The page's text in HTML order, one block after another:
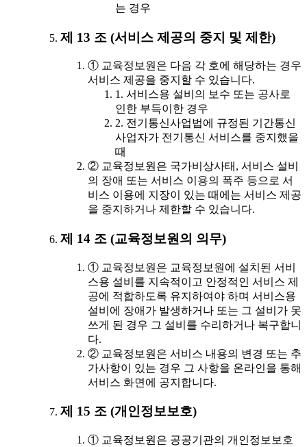
는 경우
제 13 조 (서비스 제공의 중지 및 제한)
① 교육정보원은 다음 각 호에 해당하는 경우
서비스 제공을 중지할 수 있습니다.
1. 서비스용 설비의 보수 또는 공사로
인한 부득이한 경우
2. 전기통신사업법에 규정된 기간통신
사업자가 전기통신 서비스를 중지했을
때
② 교육정보원은 국가비상사태, 서비스 설비
의 장애 또는 서비스 이용의 폭주 등으로 서
비스 이용에 지장이 있는 때에는 서비스 제공
을 중지하거나 제한할 수 있습니다.
제 14 조 (교육정보원의 의무)
① 교육정보원은 교육정보원에 설치된 서비
스용 설비를 지속적이고 안정적인 서비스 제
공에 적합하도록 유지하여야 하며 서비스용
설비에 장애가 발생하거나 또는 그 설비가 못
쓰게 된 경우 그 설비를 수리하거나 복구합니
다.
② 교육정보원은 서비스 내용의 변경 또는 추
가사항이 있는 경우 그 사항을 온라인을 통해
서비스 화면에 공지합니다.
제 15 조 (개인정보보호)
① 교육정보원은 공공기관의 개인정보보호